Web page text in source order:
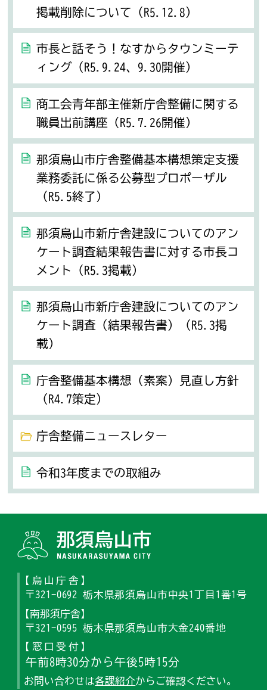
掲載削除について（R5.12.8）
市長と話そう！なすからタウンミーテ
ィング（R5.9.24、9.30開催）
商工会青年部主催新庁舎整備に関する
職員出前講座（R5.7.26開催）
那須烏山市庁舎整備基本構想策定支援
業務委託に係る公募型プロポーザル
（R5.5終了）
那須烏山市新庁舎建設についてのアン
ケート調査結果報告書に対する市長コ
メント（R5.3掲載）
那須烏山市新庁舎建設についてのアン
ケート調査（結果報告書）（R5.3掲
載）
庁舎整備基本構想（素案）見直し方針
（R4.7策定）
庁舎整備ニュースレター
令和3年度までの取組み
【烏山庁舎】
〒321-0692 栃木県那須烏山市中央1丁目1番1号
【南那須庁舎】
〒321-0595 栃木県那須烏山市大金240番地
【窓口受付】
午前8時30分から午後5時15分
お問い合わせは各課紹介からご確認ください。